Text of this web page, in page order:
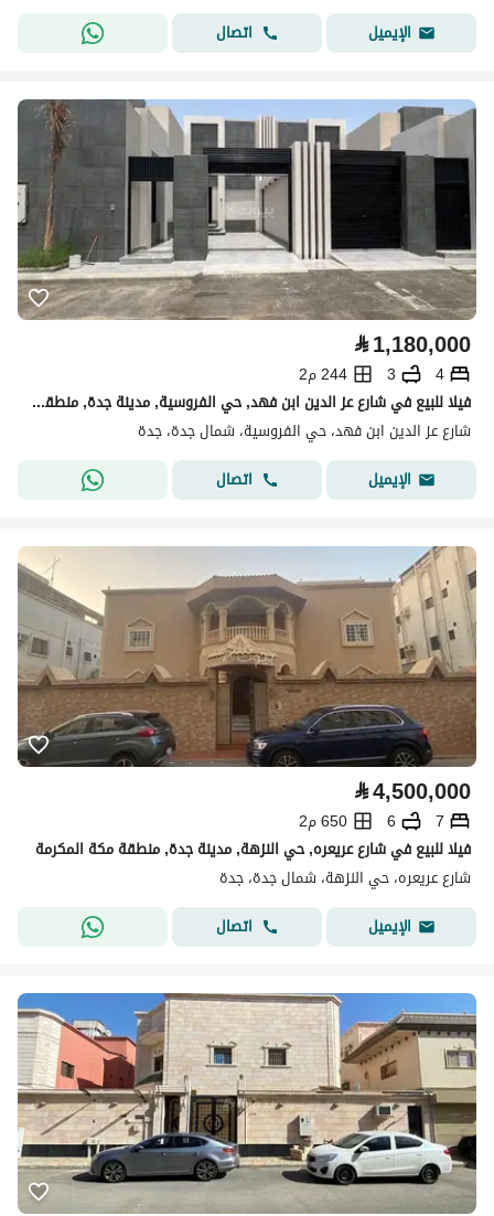
الإيميل
اتصال
⃁1,180,000
4
3
244 م2
فيلا للبيع في شارع عز الدين ابن فهد, حي الفروسية, مدينة جدة, منطقة مكة المكرمة
شارع عز الدين ابن فهد، حي الفروسية، شمال جدة، جدة
الإيميل
اتصال
⃁4,500,000
7
6
650 م2
فيلا للبيع في شارع عريعره, حي النزهة, مدينة جدة, منطقة مكة المكرمة
شارع عريعره، حي النزهة، شمال جدة، جدة
الإيميل
اتصال